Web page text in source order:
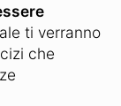
ti verranno
che